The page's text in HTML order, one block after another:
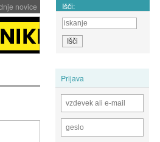
novice Išči:
Prijava